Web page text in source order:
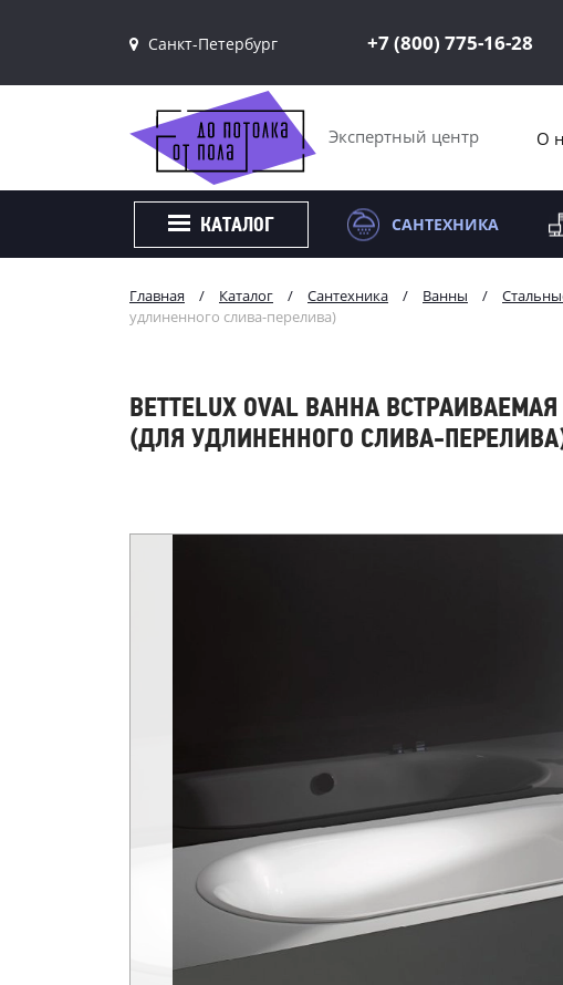
Санкт-Петербург
+7 (800) 775-16-28
Экспертный центр О
КАТАЛОГ САНТЕХНИКА
Главная / Каталог / Сантехника / Ванны /
удлиненного слива-перелива)
BETTELUX OVAL ВАННА
(ДЛЯ УДЛИНЕННОГО СЛИВА-